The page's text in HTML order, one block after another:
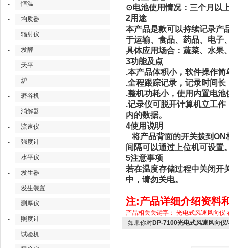
- 恒温
- 均质器
- 辐射仪
- 发酵
- 天平
- 炉
- 砻谷机
- 消解器
- 流速仪
- 强度计
- 水平仪
- 发生器
- 发生装置
- 测厚仪
- 照度计
- 试验机
⊙电池使用情况：三个月以
2用途
本产品是款可以持续记录产
于运输、食品、药品、电子
具体应用场合：蔬菜、水果
3功能及点
.本产品体积小，软件操作
.全程跟踪记录，记录时间
.整机功耗小，使用内置电
.记录仪可脱开计算机立工
内的数据。
4使用说明
将产品背面的开关拨到ON
间隔可以通过上位机可设置
5注意事项
若在温度存储过程中关闭开
中，请勿关电。
注:产品详细介绍资料
产品相关关键字： 光电式风速风向仪
如果你对DP-7100光电式风速风向